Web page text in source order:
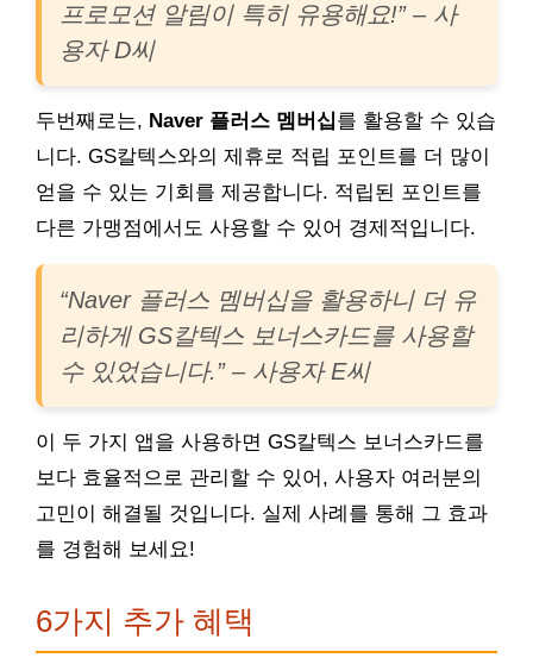
프로모션 알림이 특히 유용해요!” – 사
용자 D씨
두번째로는, Naver 플러스 멤버십를 활용할 수 있습
니다. GS칼텍스와의 제휴로 적립 포인트를 더 많이
얻을 수 있는 기회를 제공합니다. 적립된 포인트를
다른 가맹점에서도 사용할 수 있어 경제적입니다.
“Naver 플러스 멤버십을 활용하니 더 유
리하게 GS칼텍스 보너스카드를 사용할
수 있었습니다.” – 사용자 E씨
이 두 가지 앱을 사용하면 GS칼텍스 보너스카드를
보다 효율적으로 관리할 수 있어, 사용자 여러분의
고민이 해결될 것입니다. 실제 사례를 통해 그 효과
를 경험해 보세요!
6가지 추가 혜택